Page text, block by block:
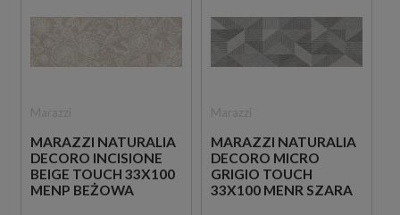
MARAZZI NATURALIA
DECORO INCISIONE
BEIGE TOUCH 33X100
MENP BEŻOWA
MARAZZI NATURALIA
DECORO MICRO
GRIGIO TOUCH
33X100 MENR SZARA